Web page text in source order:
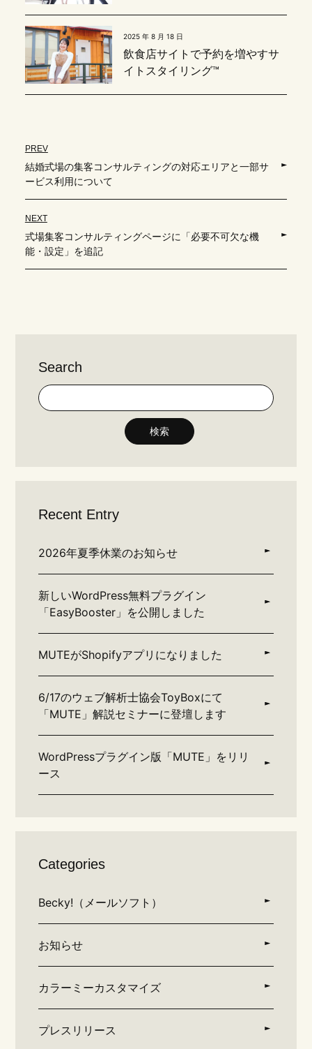
2025 年 8 月 18 日
飲食店サイトで予約を増やすサ
イトスタイリング™
PREV
結婚式場の集客コンサルティングの対応エリアと一部サ
ービス利用について
NEXT
式場集客コンサルティングページに「必要不可欠な機
能・設定」を追記
Search
検索
Recent Entry
2026年夏季休業のお知らせ
新しいWordPress無料プラグイン
「EasyBooster」を公開しました
MUTEがShopifyアプリになりました
6/17のウェブ解析士協会ToyBoxにて
「MUTE」解説セミナーに登壇します
WordPressプラグイン版「MUTE」をリリ
ース
Categories
Becky!（メールソフト）
お知らせ
カラーミーカスタマイズ
プレスリリース